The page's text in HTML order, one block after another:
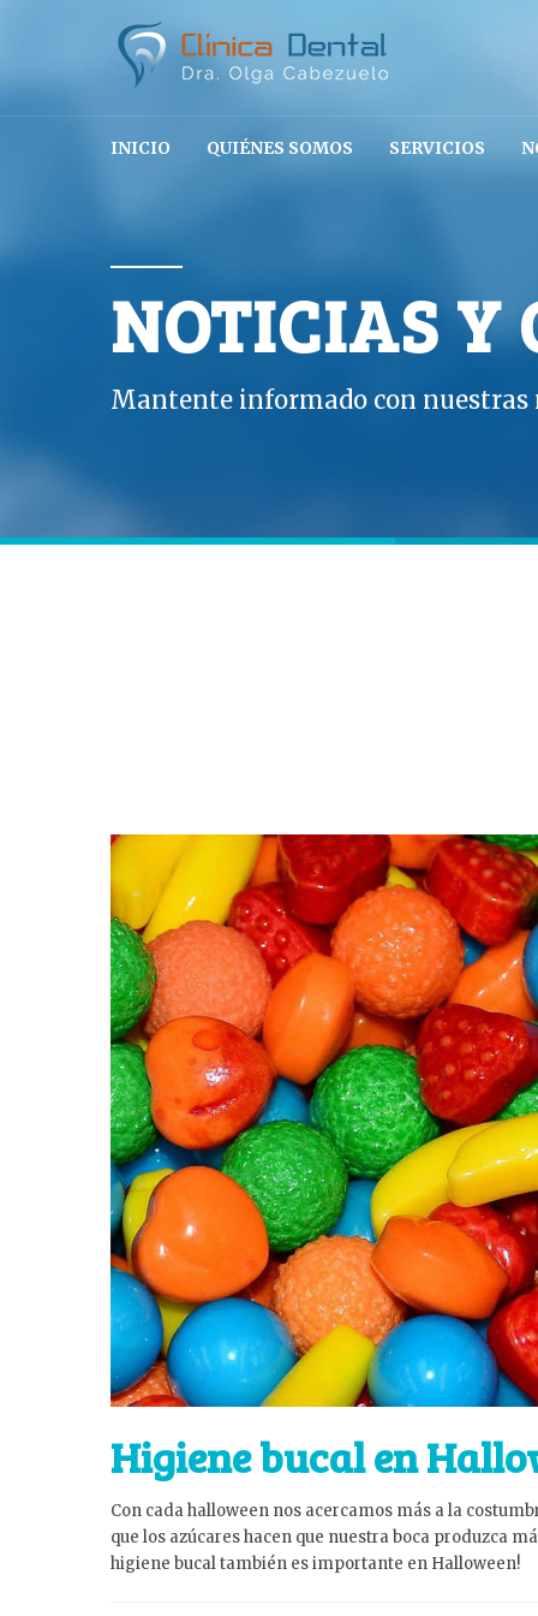
INICIO QUIÉNES SOMOS SERVICIOS
NOTICIAS Y
Mantente informado con nuestras
Higiene bucal en
Con cada halloween nos acercamos más a la
que los azúcares hacen que nuestra boca produzca
higiene bucal también es importante en Halloween!